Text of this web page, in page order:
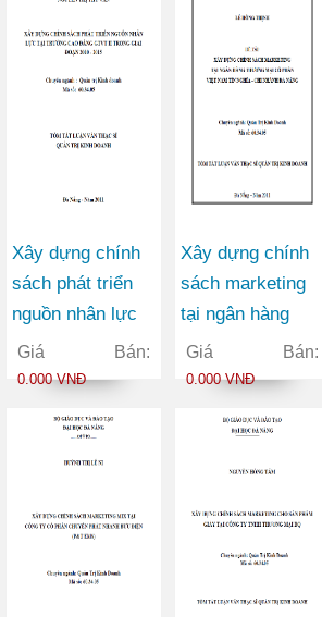
Xây dựng chính
sách phát triển
nguồn nhân lực
tại trường cao
đẳng giao thông
giai đoạn 2010-
Giá Bán:
0.000 VNĐ
Xây dựng chính
sách marketing
tại ngân hàng
thương mại cổ
phần Việt Nam
nhánh Đà Nẵng
Giá Bán:
0.000 VNĐ